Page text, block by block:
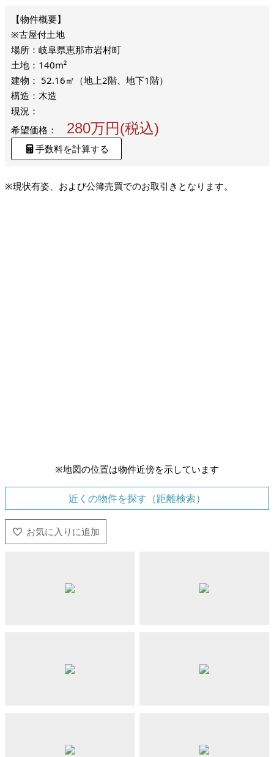
※古屋付土地
場所：岐阜県恵那市岩村町
土地：140m²
建物： 52.16㎡（地上2階、地下1階）
構造：木造
現況：
希望価格：
280万円(税込)
手数料を計算する
※現状有姿、および公簿売買でのお取引きとなります。
※地図の位置は物件近傍を示しています
近くの物件を探す（距離検索）